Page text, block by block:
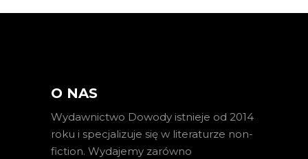
O NAS
Wydawnictwo Dowody istnieje od 2014
roku i specjalizuje się w literaturze non-
fiction. Wydajemy zarówno